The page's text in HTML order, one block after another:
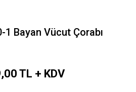
1 Bayan Vücut Çorabı
TL + KDV